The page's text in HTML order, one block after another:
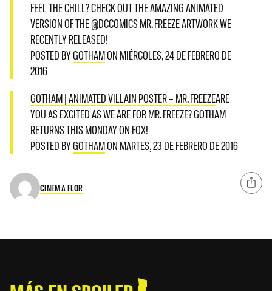
FEEL THE CHILL? CHECK OUT THE AMAZING ANIMATED
VERSION OF THE @DCCOMICS MR. FREEZE ARTWORK WE
RECENTLY RELEASED!
POSTED BYGOTHAMON MIÉRCOLES, 24 DE FEBRERO DE
2016
GOTHAM | ANIMATED VILLAIN POSTER – MR. FREEZEARE
YOU AS EXCITED AS WE ARE FOR MR. FREEZE? GOTHAM
RETURNS THIS MONDAY ON FOX!
POSTED BYGOTHAMON MARTES, 23 DE FEBRERO DE 2016
CINEMA FLOR